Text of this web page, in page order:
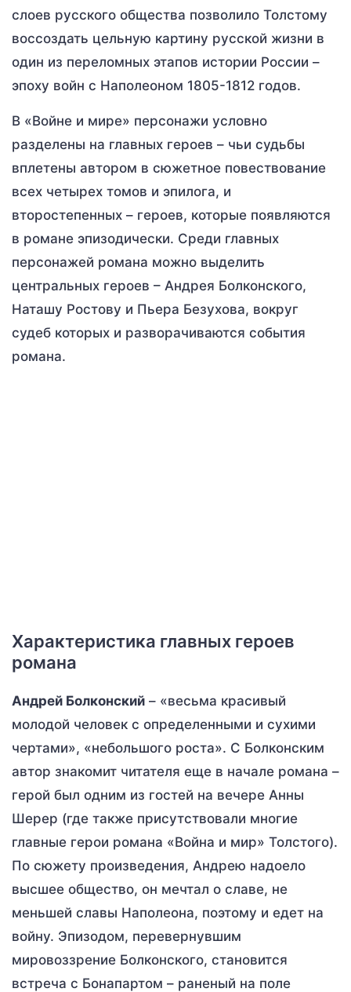
слоев русского общества позволило Толстому
воссоздать цельную картину русской жизни в
один из переломных этапов истории России –
эпоху войн с Наполеоном 1805-1812 годов.
В «Войне и мире» персонажи условно
разделены на главных героев – чьи судьбы
вплетены автором в сюжетное повествование
всех четырех томов и эпилога, и
второстепенных – героев, которые появляются
в романе эпизодически. Среди главных
персонажей романа можно выделить
центральных героев – Андрея Болконского,
Наташу Ростову и Пьера Безухова, вокруг
судеб которых и разворачиваются события
романа.
Характеристика главных героев
романа
Андрей Болконский – «весьма красивый
молодой человек с определенными и сухими
чертами», «небольшого роста». С Болконским
автор знакомит читателя еще в начале романа –
герой был одним из гостей на вечере Анны
Шерер (где также присутствовали многие
главные герои романа «Война и мир» Толстого).
По сюжету произведения, Андрею надоело
высшее общество, он мечтал о славе, не
меньшей славы Наполеона, поэтому и едет на
войну. Эпизодом, перевернувшим
мировоззрение Болконского, становится
встреча с Бонапартом – раненый на поле